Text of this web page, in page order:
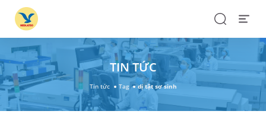
SearchOpen
TIN TỨC
Tin tức Tag dị tật sơ sinh